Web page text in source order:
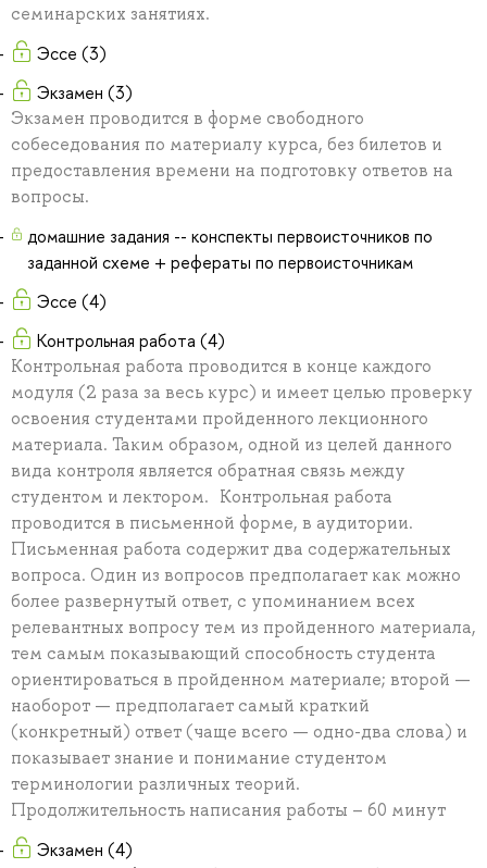
семинарских занятиях.
Эссе (3)
Экзамен (3)
Экзамен проводится в форме свободного
собеседования по материалу курса, без билетов и
предоставления времени на подготовку ответов на
вопросы.
домашние задания -- конспекты первоисточников по
заданной схеме + рефераты по первоисточникам
Эссе (4)
Контрольная работа (4)
Контрольная работа проводится в конце каждого
модуля (2 раза за весь курс) и имеет целью проверку
освоения студентами пройденного лекционного
материала. Таким образом, одной из целей данного
вида контроля является обратная связь между
студентом и лектором. Контрольная работа
проводится в письменной форме, в аудитории.
Письменная работа содержит два содержательных
вопроса. Один из вопросов предполагает как можно
более развернутый ответ, с упоминанием всех
релевантных вопросу тем из пройденного материала,
тем самым показывающий способность студента
ориентироваться в пройденном материале; второй —
наоборот — предполагает самый краткий
(конкретный) ответ (чаще всего — одно-два слова) и
показывает знание и понимание студентом
терминологии различных теорий.
Продолжительность написания работы – 60 минут
Экзамен (4)